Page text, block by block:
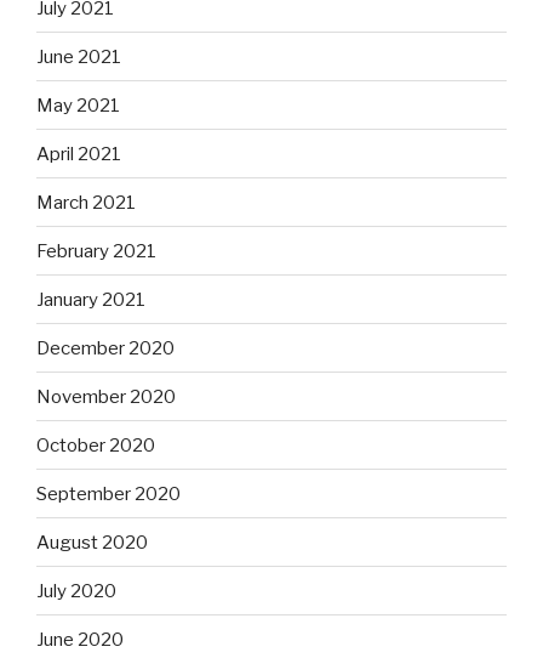
July 2021
June 2021
May 2021
April 2021
March 2021
February 2021
January 2021
December 2020
November 2020
October 2020
September 2020
August 2020
July 2020
June 2020